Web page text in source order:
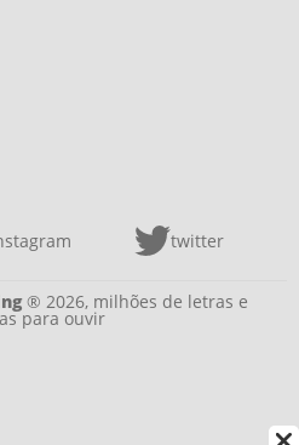
twitter
® 2026, milhões de letras e
para ouvir